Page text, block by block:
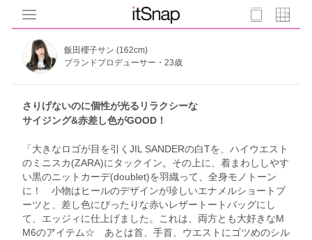
飯田櫻子サン (162cm)
ブランドプロデューサー・23歳
さりげないのに個性が光るリラクシーな
サイジング&赤差し色がGOOD！
「大きなロゴが目を引くJIL SANDERの白Tを、ハイウエスト
のミニスカ(ZARA)にタックイン。その上に、着まわししやす
い黒のニットカーデ(doublet)を羽織って、全身モノトーン
に！ 小物はヒールのデザインが珍しいエナメルショートブ
ーツと、差し色にぴったりな赤いレザートートバッグにし
て、エッジィに仕上げました。これは、両方とも大好きなM
M6のアイテム☆ あとは首、手首、ウエストにゴツめのシル